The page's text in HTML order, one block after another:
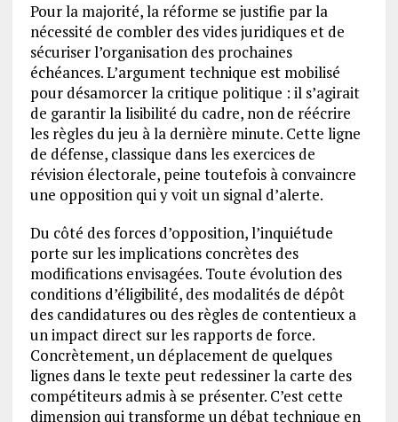
Pour la majorité, la réforme se justifie par la
nécessité de combler des vides juridiques et de
sécuriser l’organisation des prochaines
échéances. L’argument technique est mobilisé
pour désamorcer la critique politique : il s’agirait
de garantir la lisibilité du cadre, non de réécrire
les règles du jeu à la dernière minute. Cette ligne
de défense, classique dans les exercices de
révision électorale, peine toutefois à convaincre
une opposition qui y voit un signal d’alerte.
Du côté des forces d’opposition, l’inquiétude
porte sur les implications concrètes des
modifications envisagées. Toute évolution des
conditions d’éligibilité, des modalités de dépôt
des candidatures ou des règles de contentieux a
un impact direct sur les rapports de force.
Concrètement, un déplacement de quelques
lignes dans le texte peut redessiner la carte des
compétiteurs admis à se présenter. C’est cette
dimension qui transforme un débat technique en